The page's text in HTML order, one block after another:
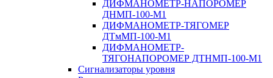
ДИФМАНОМЕТР-НАПОРОМЕР
ДНМП-100-М1
ДИФМАНОМЕТР-ТЯГОМЕР
ДТмМП-100-М1
ДИФМАНОМЕТР-
ТЯГОНАПОРОМЕР ДТНМП-100-М1
Сигнализаторы уровня